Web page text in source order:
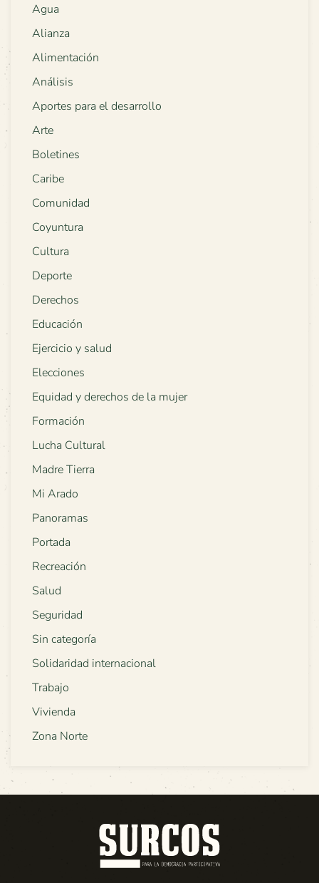
Agua
Alianza
Alimentación
Análisis
Aportes para el desarrollo
Arte
Boletines
Caribe
Comunidad
Coyuntura
Cultura
Deporte
Derechos
Educación
Ejercicio y salud
Elecciones
Equidad y derechos de la mujer
Formación
Lucha Cultural
Madre Tierra
Mi Arado
Panoramas
Portada
Recreación
Salud
Seguridad
Sin categoría
Solidaridad internacional
Trabajo
Vivienda
Zona Norte